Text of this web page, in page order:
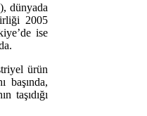
dünyada
2005
ise
ürün
başında,
taşıdığı